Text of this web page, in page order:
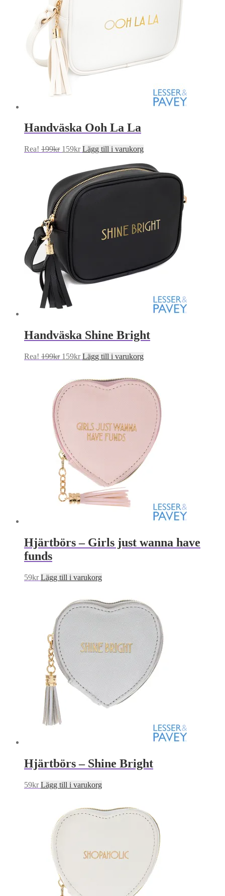
Handväska Ooh La La
Rea! 199kr Det
var:
199kr.
159krDet
är:
159kr.
Lägg till i varukorg
Handväska Shine Bright
Rea! 199kr Det
var:
199kr.
159krDet
är:
159kr.
Lägg till i varukorg
Hjärtbörs – Girls just wanna have
funds
59kr Lägg till i varukorg
Hjärtbörs – Shine Bright
59kr Lägg till i varukorg